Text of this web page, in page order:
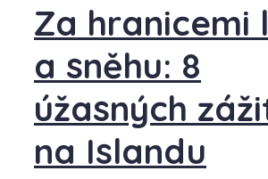
Za hranicemi
a sněhu: 8
úžasných
na Islandu